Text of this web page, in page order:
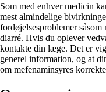
Som med enhver medicin
mest almindelige
fordøjelsesproblemer
diarré. Hvis du oplever
kontakte din læge. Det er
generel information, og at
om mefenaminsyres